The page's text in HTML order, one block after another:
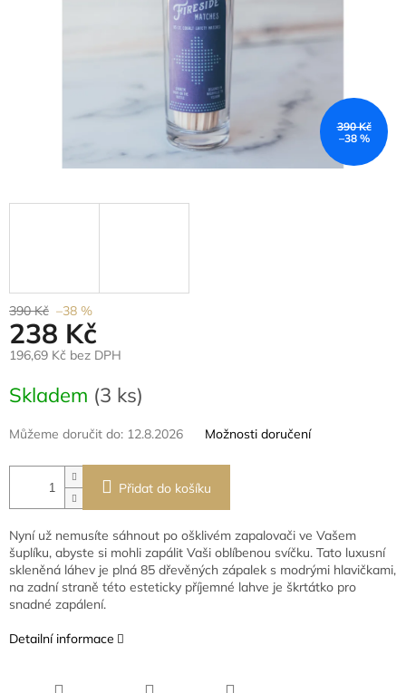
390 Kč
–38 %
390 Kč –38 %
238 Kč
196,69 Kč bez DPH
cena:
Skladem (3 ks)
Můžeme doručit do: 12.8.2026 Možnosti doručení
Přidat do košíku
Nyní už nemusíte sáhnout po ošklivém zapalovači ve Vašem
šuplíku, abyste si mohli zapálit Vaši oblíbenou svíčku. Tato luxusní
skleněná láhev je plná 85 dřevěných zápalek s modrými hlavičkami,
na zadní straně této esteticky příjemné lahve je škrtátko pro
snadné zapálení.
Detailní informace